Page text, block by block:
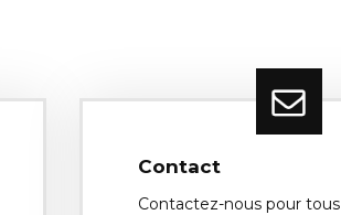
Contact
Contactez-nous pour tous